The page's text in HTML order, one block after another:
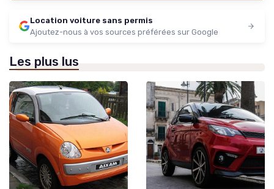
Location voiture sans permis
Ajoutez-nous à vos sources préférées sur Google
Les plus lus